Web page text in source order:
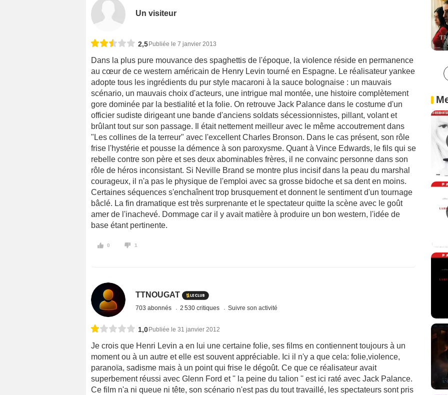
Un visiteur
2,5Publiée le 7 janvier 2013
Dans la plus pure mouvance des spaghettis de l'époque, la violence réside en permanence
au cœur de ce western américain de Henry Levin tourné en Espagne. Le réalisateur yankee
adopte tous les ingrédients du pur style macaroni à la sauce bolognaise : un mauvais
scénario, un mauvais choix d'acteurs, une intrigue mal montée, une histoire complètement
gore dominée par la bestialité et la folie. On retrouve Jack Palance dans le costume d'un
officier sudiste dirigeant une bande d'anciens soldats sécessionnistes, pillant, volant et
brûlant tout sur son passage. Il était nettement meilleur avec le même accoutrement dans
"Les collines de la terreur" avec l'excellent Charles Bronson. Dans le cas présent, son rôle
frise l'hystérie et pousse la démence à son paroxysme. Quant à Vince Edwards, le fils qui se
rebelle contre son père et ses deux abominables frères, il ne convainc personne dans son
rôle de héros inconsistant. Si Neville Brand se montre plus incisif dans la peau du marshal
courageux, il n'a pas le physique de l'emploi avec sa grosse bidoche et sa dent en moins.
Certaines séquences s'enchaînent trop brusquement et donnent le sentiment d'un tournage
bâclé. La fin dramatique est très surprenante et le spectateur quitte la scène avec le goût
amer de l'inachevé. Dommage car il y avait matière à produire un bon western, l'idée de
base étant pertinente.
0 1
TTNOUGAT
703 abonnés 2 530 critiques Suivre son activité
1,0 Publiée le 31 janvier 2012
Je crois que Henri Levin a en lui une certaine folie, ses films en contiennent toujours à un
moment ou à un autre et elle est souvent appréciable. Ici il n'y a que cela: folie,violence,
paranoïa, sadisme mais à un point qui frise le dégoût. Ce que ce réalisateur avait
superbement réussi avec Glenn Ford et '' la peine du talion '' est ici raté avec Jack Palance.
Ce film n'a ni queue ni tête, son scénario n'est pas du tout travaillé, les spectateurs sont pris